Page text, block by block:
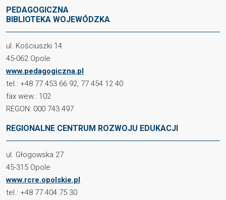
PEDAGOGICZNA
BIBLIOTEKA WOJEWÓDZKA
ul. Kościuszki 14
45-062 Opole
www.pedagogiczna.pl
tel.: +48 77 453 66 92, 77 454 12 40
fax wew.: 102
REGON: 000 743 497
REGIONALNE CENTRUM ROZWOJU EDUKACJI
ul. Głogowska 27
45-315 Opole
www.rcre.opolskie.pl
tel.: +48 77 404 75 30